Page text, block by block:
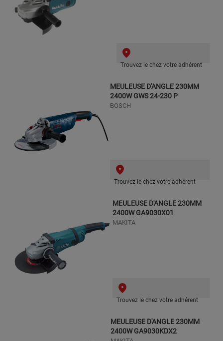
Trouvez le chez votre adhérent
MEULEUSE D'ANGLE 230MM
2400W GWS 24-230 P
BOSCH
Trouvez le chez votre adhérent
MEULEUSE D'ANGLE 230MM
2400W GA9030X01
MAKITA
Trouvez le chez votre adhérent
MEULEUSE D'ANGLE 230MM
2400W GA9030KDX2